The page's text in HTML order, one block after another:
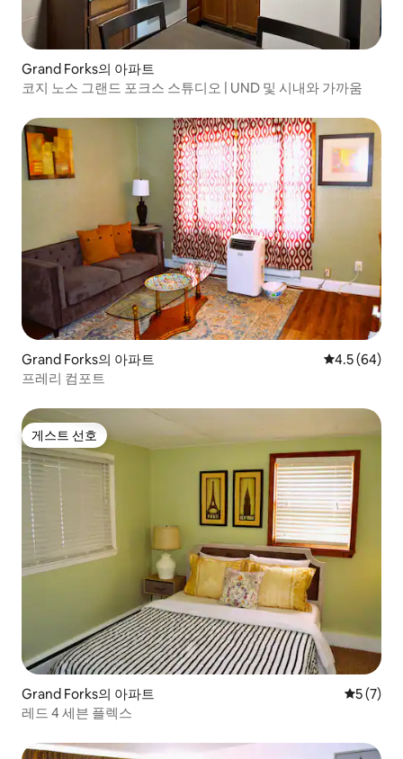
Grand Forks의 아파트
코지 노스 그랜드 포크스 스튜디오 | UND 및 시내와 가까움
Grand Forks의 아파트 평점 4.5점(5
4.5 (64)
프레리 컴포트
게스트 선호
게스트 선호
Grand Forks의 아파트 평점 5점
5 (7)
레드 4 세븐 플렉스